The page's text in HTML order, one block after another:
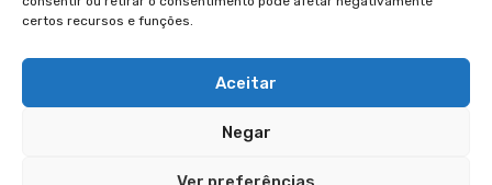
certos recursos e funções.
Aceitar
Negar
TRANSPARÊNCIA